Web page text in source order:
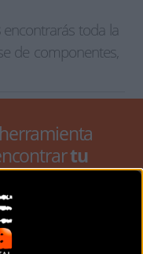
encontrarás toda la
de componentes,
tu
realizar la
con más de
de